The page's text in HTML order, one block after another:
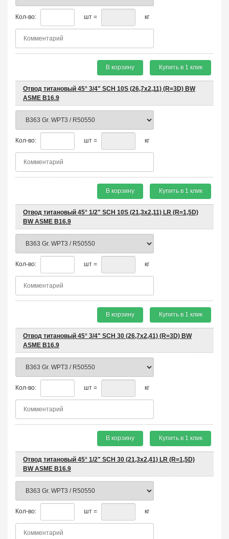
Кол-во: шт = кг
В корзину Купить в 1 клик
Отвод титановый 45° 3/4" SCH 10S (26,7х2,11) (R=3D) BW
ASME B16.9
Кол-во: шт = кг
В корзину Купить в 1 клик
Отвод титановый 45° 1/2" SCH 10S (21,3х2,11) LR (R=1,5D)
BW ASME B16.9
Кол-во: шт = кг
В корзину Купить в 1 клик
Отвод титановый 45° 3/4" SCH 30 (26,7х2,41) (R=3D) BW
ASME B16.9
Кол-во: шт = кг
В корзину Купить в 1 клик
Отвод титановый 45° 1/2" SCH 30 (21,3х2,41) LR (R=1,5D)
BW ASME B16.9
Кол-во: шт = кг